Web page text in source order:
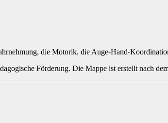
die Motorik, die Auge-Hand-
Förderung. Die Mappe ist erstellt nach